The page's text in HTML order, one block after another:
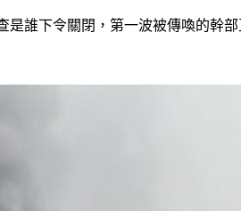
誰下令關閉，第一波被傳喚的幹